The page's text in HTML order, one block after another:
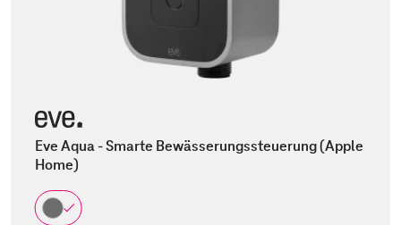
Eve Aqua - Smarte Bewässerungssteuerung (Apple
Home)